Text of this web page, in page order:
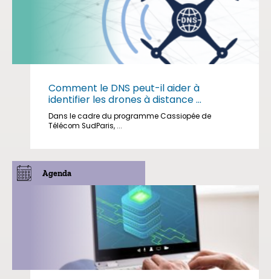
Comment le DNS peut-il aider à
identifier les drones à distance ...
Dans le cadre du programme Cassiopée de
Télécom SudParis, ...
Agenda